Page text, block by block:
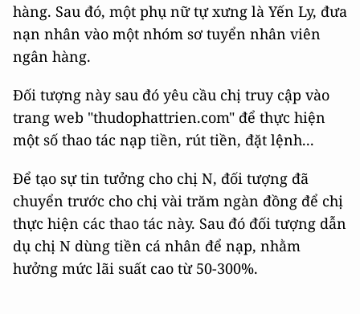
hàng. Sau đó, một phụ nữ tự xưng là Yến Ly, đưa
nạn nhân vào một nhóm sơ tuyển nhân viên
ngân hàng.
Đối tượng này sau đó yêu cầu chị truy cập vào
trang web "thudophattrien.com" để thực hiện
một số thao tác nạp tiền, rút tiền, đặt lệnh...
Để tạo sự tin tưởng cho chị N, đối tượng đã
chuyển trước cho chị vài trăm ngàn đồng để chị
thực hiện các thao tác này. Sau đó đối tượng dẫn
dụ chị N dùng tiền cá nhân để nạp, nhằm
hưởng mức lãi suất cao từ 50-300%.